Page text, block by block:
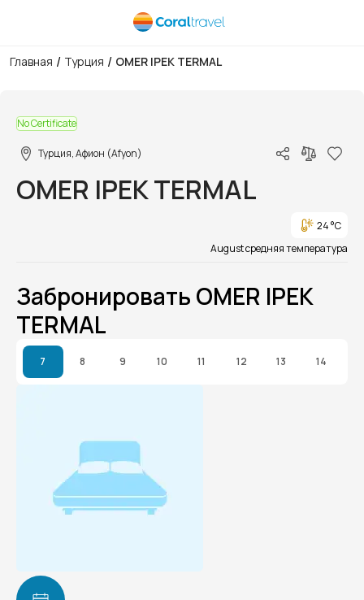
Главная / Турция / OMER IPEK TERMAL
No Certificate
Турция, Афион (Afyon)
OMER IPEK TERMAL
24 °C
August средняя температура
Забронировать OMER IPEK
TERMAL
7 8 9 10 11 12 13 14